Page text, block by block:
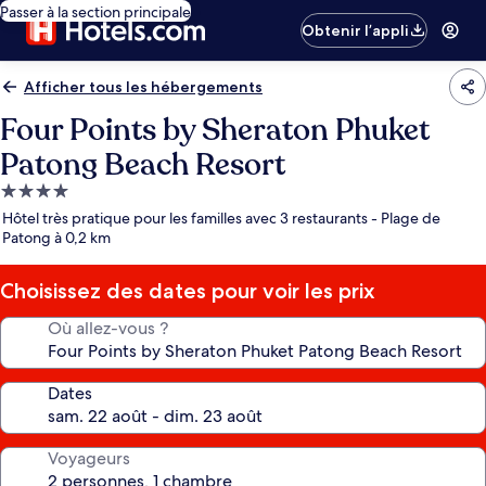
Passer à la section principale
Obtenir l’appli
Afficher tous les hébergements
Four Points by Sheraton Phuket
Patong Beach Resort
Hébergement
4.0 étoiles
Hôtel très pratique pour les familles avec 3 restaurants - Plage de
Patong à 0,2 km
Choisissez des dates pour voir les prix
Où allez-vous ?
Dates
Voyageurs